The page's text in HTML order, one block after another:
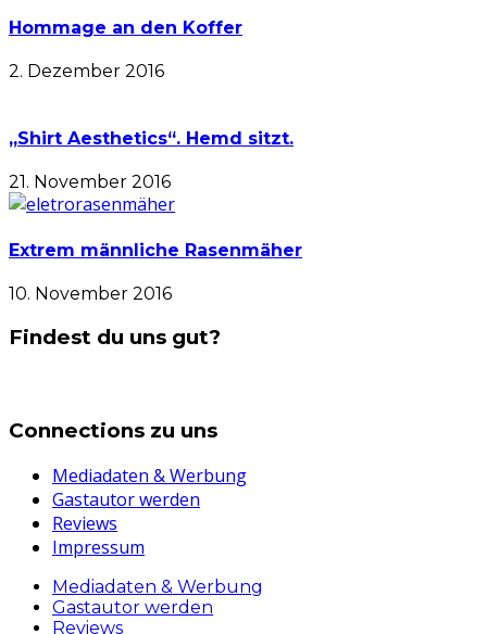
Hommage an den Koffer
2. Dezember 2016
„Shirt Aesthetics“. Hemd sitzt.
21. November 2016
Extrem männliche Rasenmäher
10. November 2016
Findest du uns gut?
Connections zu uns
Mediadaten & Werbung
Gastautor werden
Reviews
Impressum
Mediadaten & Werbung
Gastautor werden
Reviews